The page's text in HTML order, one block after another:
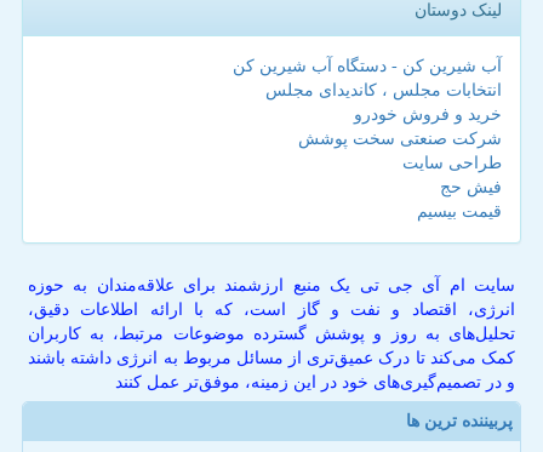
لینک دوستان
آب شیرین کن - دستگاه آب شیرین کن
انتخابات مجلس ، کاندیدای مجلس
خرید و فروش خودرو
شرکت صنعتی سخت پوشش
طراحی سایت
فیش حج
قیمت بیسیم
سایت ام آی جی تی یک منبع ارزشمند برای علاقه‌مندان به حوزه
انرژی، اقتصاد و نفت و گاز است، که با ارائه اطلاعات دقیق،
تحلیل‌های به روز و پوشش گسترده موضوعات مرتبط، به کاربران
کمک می‌کند تا درک عمیق‌تری از مسائل مربوط به انرژی داشته باشند
و در تصمیم‌گیری‌های خود در این زمینه، موفق‌تر عمل کنند
پربیننده ترین ها